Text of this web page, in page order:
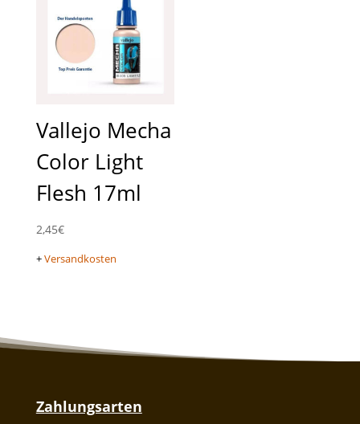
Vallejo Mecha
Color Light
Flesh 17ml
2,45€
+Versandkosten
Zahlungsarten